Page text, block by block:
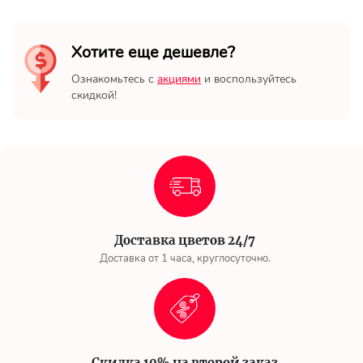
Хотите еще дешевле?
Ознакомьтесь с акциями и воспользуйтесь
скидкой!
Доставка цветов 24/7
Доставка от 1 часа, круглосуточно.